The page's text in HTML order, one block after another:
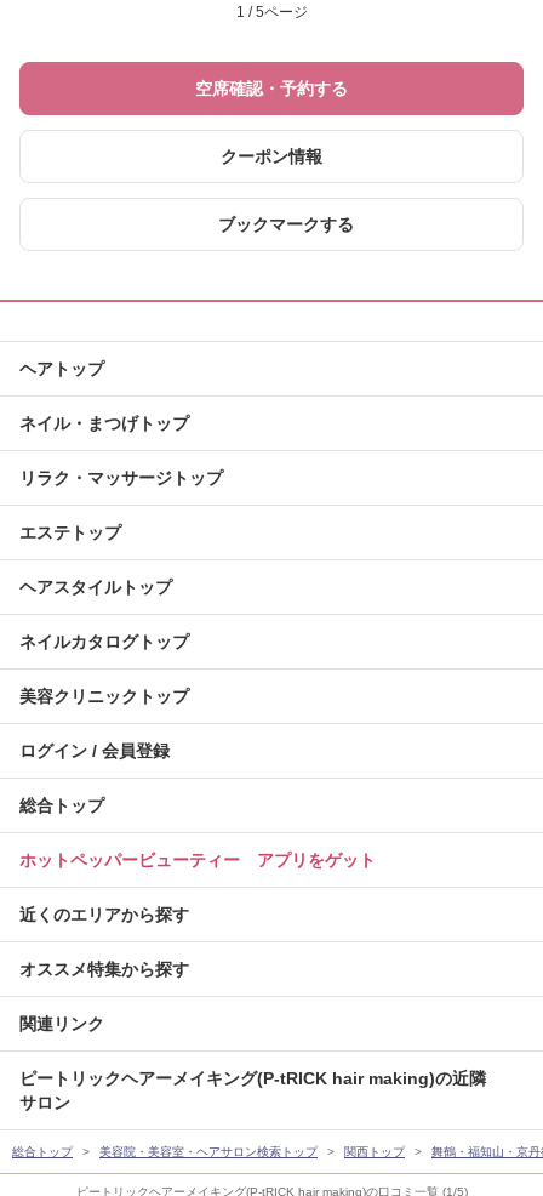
ピートリックヘアーメイキング(P-tRICK hair making)の口コミ一覧 (1/5)
1 / 5ページ
空席確認・予約する
クーポン情報
ブックマークする
ヘアトップ
ネイル・まつげトップ
リラク・マッサージトップ
エステトップ
ヘアスタイルトップ
ネイルカタログトップ
美容クリニックトップ
ログイン / 会員登録
総合トップ
ホットペッパービューティー アプリをゲット
近くのエリアから探す
オススメ特集から探す
関連リンク
ピートリックヘアーメイキング(P-tRICK hair making)の近隣
サロン
総合トップ 美容院・美容室・ヘアサロン検索トップ 関西トップ 舞鶴・福知山・京